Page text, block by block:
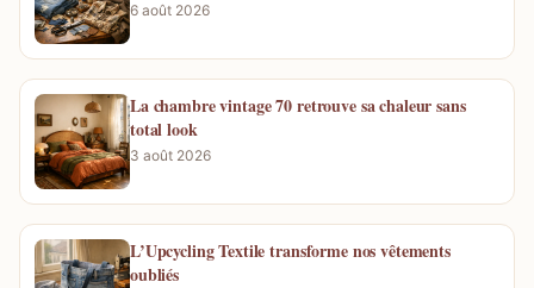
6 août 2026
La chambre vintage 70 retrouve sa chaleur sans
total look
3 août 2026
L’Upcycling Textile transforme nos vêtements
oubliés